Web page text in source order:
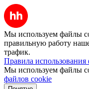
Мы используем файлы
правильную работу
трафик.
Правила
Мы используем файлы
файлов cookie